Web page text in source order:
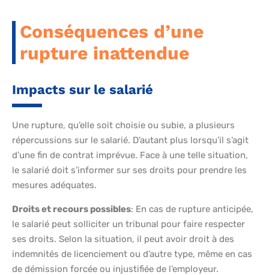
Conséquences d’une
rupture inattendue
Impacts sur le salarié
Une rupture, qu’elle soit choisie ou subie, a plusieurs
répercussions sur le salarié. D’autant plus lorsqu’il s’agit
d’une fin de contrat imprévue. Face à une telle situation,
le salarié doit s’informer sur ses droits pour prendre les
mesures adéquates.
Droits et recours possibles: En cas de rupture anticipée,
le salarié peut solliciter un tribunal pour faire respecter
ses droits. Selon la situation, il peut avoir droit à des
indemnités de licenciement ou d’autre type, même en cas
de démission forcée ou injustifiée de l’employeur.